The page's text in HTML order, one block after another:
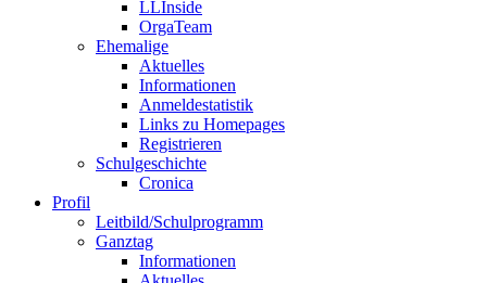
LLInside
OrgaTeam
Ehemalige
Aktuelles
Informationen
Anmeldestatistik
Links zu Homepages
Registrieren
Schulgeschichte
Cronica
Profil
Leitbild/Schulprogramm
Ganztag
Informationen